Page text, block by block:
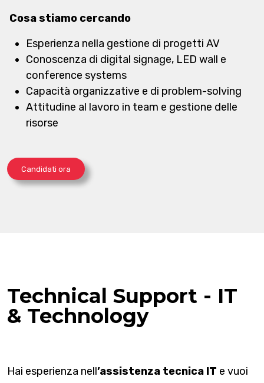
Cosa stiamo cercando
Esperienza nella gestione di progetti AV
Conoscenza di digital signage, LED wall e
conference systems
Capacità organizzative e di problem-solving
Attitudine al lavoro in team e gestione delle
risorse
Candidati ora
Technical Support - IT
& Technology
Hai esperienza nell’assistenza tecnica IT e vuoi